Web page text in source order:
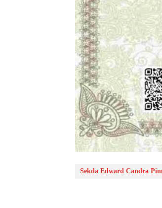
Sekda Edward Candra